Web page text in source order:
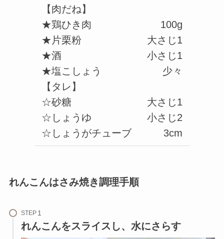
【肉だね】
★鶏ひき肉
★片栗粉
★酒
★塩こしょう
【タレ】
☆砂糖
☆しょうゆ
☆しょうがチューブ
100g
大さじ1
小さじ1
少々
大さじ1
小さじ2
3cm
れんこんはさみ焼き調理手順
STEP
れんこんをスライスし、水にさらす